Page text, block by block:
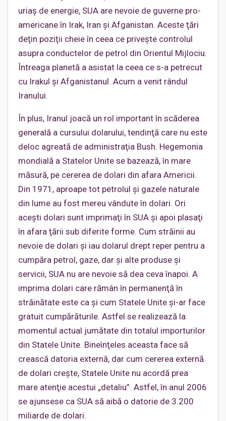
uriaş de energie, SUA are nevoie de guverne pro-
americane în Irak, Iran şi Afganistan. Aceste ţări
deţin poziţii cheie în ceea ce priveşte controlul
asupra conductelor de petrol din Orientul Mijlociu.
Întreaga planetă a asistat la ceea ce s-a petrecut
cu Irakul şi Afganistanul. Acum a venit rândul
Iranului.
În plus, Iranul joacă un rol important în scăderea
generală a cursului dolarului, tendinţă care nu este
deloc agreată de administraţia Bush. Hegemonia
mondială a Statelor Unite se bazează, în mare
măsură, pe cererea de dolari din afara Americii.
Din 1971, aproape tot petrolul şi gazele naturale
din lume au fost mereu vândute în dolari. Ori
aceşti dolari sunt imprimaţi în SUA şi apoi plasaţi
în afara ţării sub diferite forme. Cum străinii au
nevoie de dolari şi iau dolarul drept reper pentru a
cumpăra petrol, gaze, dar şi alte produse şi
servicii, SUA nu are nevoie să dea ceva înapoi. A
imprima dolari care rămân în permanenţă în
străinătate este ca şi cum Statele Unite şi-ar face
gratuit cumpărăturile. Astfel se realizează la
momentul actual jumătate din totalul importurilor
din Statele Unite. Bineînţeles aceasta face să
crească datoria externă, dar cum cererea externă
de dolari creşte, Statele Unite nu acordă prea
mare atenţie acestui „detaliu”. Astfel, în anul 2006
se ajunsese ca SUA să aibă o datorie de 3.200
miliarde de dolari.